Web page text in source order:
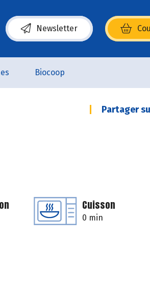
Newsletter
(s’ouvre dans une nouvelle fenêtre)
Biocoop
Partager
Cuisson
0 min